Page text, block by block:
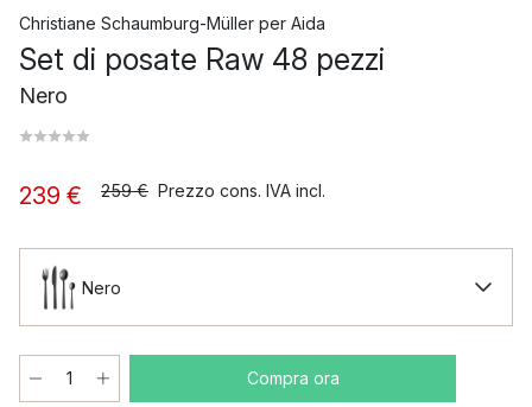
Christiane Schaumburg-Müller per Aida
Set di posate Raw 48 pezzi
Nero
239 € 259 € Prezzo cons. IVA incl.
Nero
Compra ora